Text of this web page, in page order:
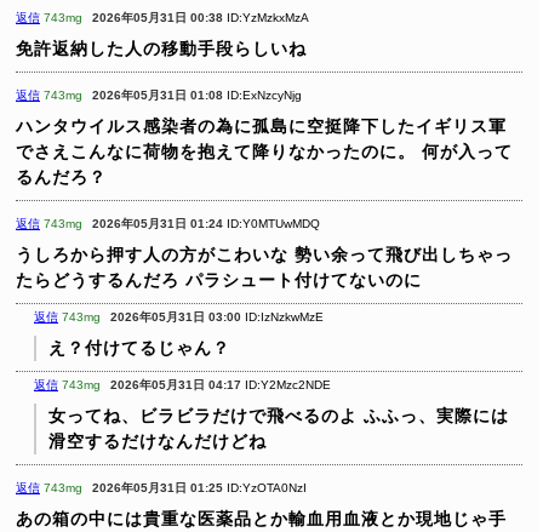
返信 743mg 2026年05月31日 00:38 ID:YzMzkxMzA
免許返納した人の移動手段らしいね
返信 743mg 2026年05月31日 01:08 ID:ExNzcyNjg
ハンタウイルス感染者の為に孤島に空挺降下したイギリス軍
でさえこんなに荷物を抱えて降りなかったのに。
何が入って
るんだろ？
返信 743mg 2026年05月31日 01:24 ID:Y0MTUwMDQ
うしろから押す人の方がこわいな 勢い余って飛び出しちゃっ
たらどうするんだろ パラシュート付けてないのに
返信 743mg 2026年05月31日 03:00 ID:IzNzkwMzE
え？付けてるじゃん？
返信 743mg 2026年05月31日 04:17 ID:Y2Mzc2NDE
女ってね、ビラビラだけで飛べるのよ ふふっ、実際には
滑空するだけなんだけどね
返信 743mg 2026年05月31日 01:25 ID:YzOTA0NzI
あの箱の中には貴重な医薬品とか輸血用血液とか現地じゃ手